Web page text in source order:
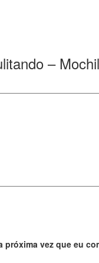
–
próxima vez que eu